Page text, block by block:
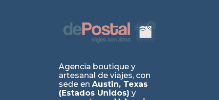
Agencia boutique y
artesanal de viajes, con
sede en Austin, Texas
(Estados Unidos) y